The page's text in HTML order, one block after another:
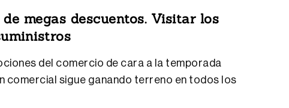
megas descuentos. Visitar los
del comercio de cara a la temporada
comercial sigue ganando terreno en todos los